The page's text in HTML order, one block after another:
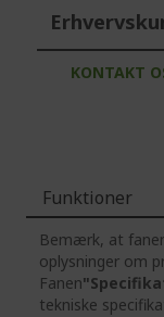
KONTAKT
Funktioner
Bemærk, at
oplysninger om
Fanen
tekniske